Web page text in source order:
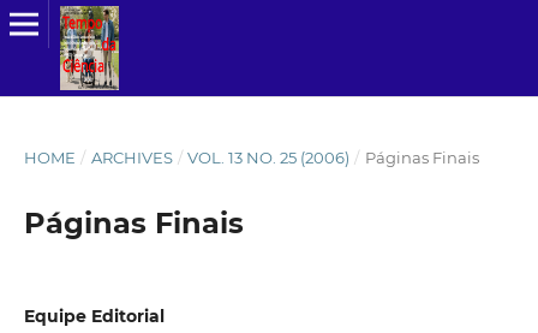
HOME / ARCHIVES / VOL. 13 NO. 25 (2006) / Páginas Finais
Páginas Finais
Equipe Editorial